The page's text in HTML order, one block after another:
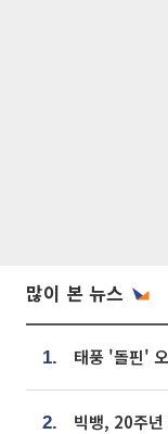
많이 본 뉴스
1.
2.